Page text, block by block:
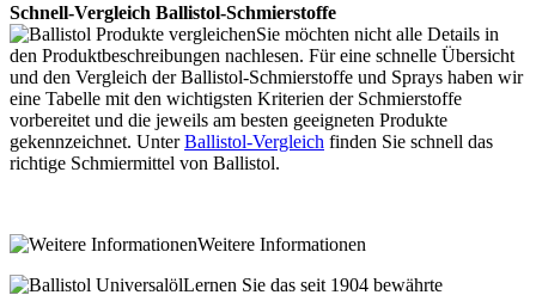
Schnell-Vergleich Ballistol-Schmierstoffe
Sie möchten nicht alle Details in
den Produktbeschreibungen nachlesen. Für eine schnelle Übersicht
und den Vergleich der Ballistol-Schmierstoffe und Sprays haben wir
eine Tabelle mit den wichtigsten Kriterien der Schmierstoffe
vorbereitet und die jeweils am besten geeigneten Produkte
gekennzeichnet. UnterBallistol-Vergleich finden Sie schnell das
richtige Schmiermittel von Ballistol.
Weitere Informationen
Lernen Sie das seit 1904 bewährte